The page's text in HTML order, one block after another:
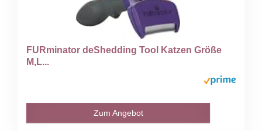
FURminator deShedding Tool Katzen Größe
M,L...
Zum Angebot